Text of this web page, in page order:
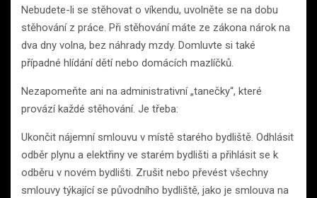
Nebudete-li se stěhovat o víkendu, uvolněte se na dobu
stěhování z práce. Při stěhování máte ze zákona nárok na
dva dny volna, bez náhrady mzdy. Domluvte si také
případné hlídání dětí nebo domácích mazlíčků.
Nezapomeňte ani na administrativní „tanečky“, které
provází každé stěhování. Je třeba:
Ukončit nájemní smlouvu v místě starého bydliště. Odhlásit
odběr plynu a elektřiny ve starém bydlišti a přihlásit se k
odběru v novém bydlišti. Zrušit nebo převést všechny
smlouvy týkající se původního bydliště, jako je smlouva na